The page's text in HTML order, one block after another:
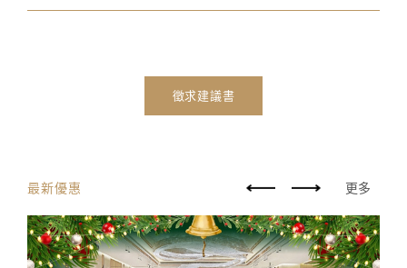
徵求建議書
最新優惠 更多